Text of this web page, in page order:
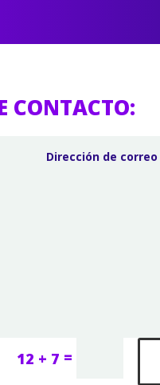
CONTACTO:
12 + 7 =